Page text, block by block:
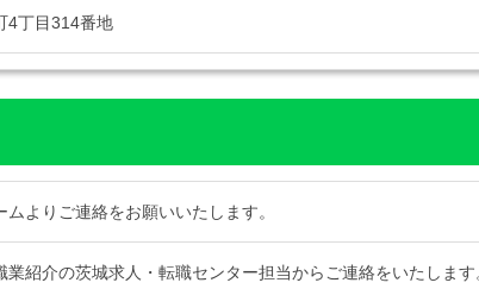
4丁目314番地
よりご連絡をお願いいたします。
業紹介の茨城求人・転職センター担当からご連絡をいたします